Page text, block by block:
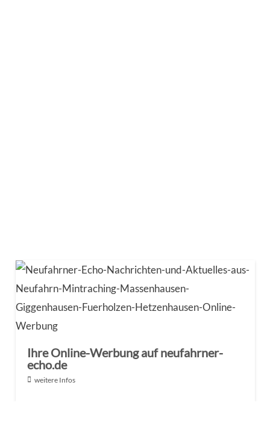
Ihre Online-Werbung auf neufahrner-
echo.de
weitere Infos